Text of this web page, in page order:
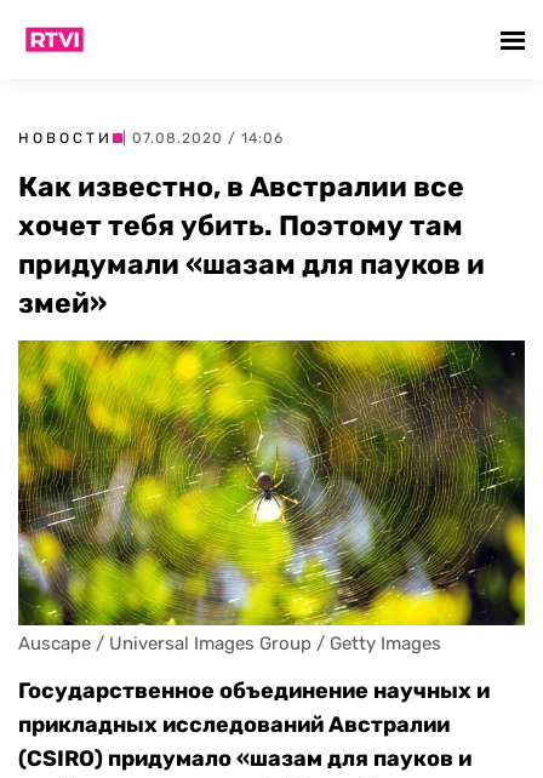
НОВОСТИ | 07.08.2020 / 14:06
Как известно, в Австралии все
хочет тебя убить. Поэтому там
придумали «шазам для пауков и
змей»
Auscape / Universal Images Group / Getty Images
Государственное объединение научных и
прикладных исследований Австралии
(CSIRO) придумало «шазам для пауков и